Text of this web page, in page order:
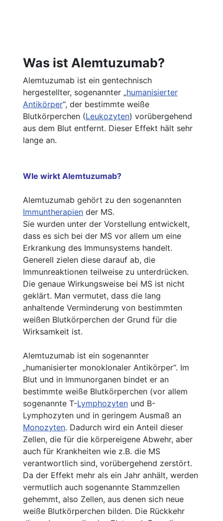
Was ist Alemtuzumab?
Alemtuzumab ist ein gentechnisch
hergestellter, sogenannter „humanisierter
Antikörper“, der bestimmte weiße
Blutkörperchen (Leukozyten) vorübergehend
aus dem Blut entfernt. Dieser Effekt hält sehr
lange an.
WIe wirkt Alemtuzumab?
Alemtuzumab gehört zu den sogenannten
Immuntherapien der MS.
Sie wurden unter der Vorstellung entwickelt,
dass es sich bei der MS vor allem um eine
Erkrankung des Immunsystems handelt.
Generell zielen diese darauf ab, die
Immunreaktionen teilweise zu unterdrücken.
Die genaue Wirkungsweise bei MS ist nicht
geklärt. Man vermutet, dass die lang
anhaltende Verminderung von bestimmten
weißen Blutkörperchen der Grund für die
Wirksamkeit ist.
Alemtuzumab ist ein sogenannter
„humanisierter monoklonaler Antikörper“. Im
Blut und in Immunorganen bindet er an
bestimmte weiße Blutkörperchen (vor allem
sogenannte T­-Lymphozyten und B­-
Lymphozyten und in geringem Ausmaß an
Monozyten. Dadurch wird ein Anteil dieser
Zellen, die für die körpereigene Abwehr, aber
auch für Krankheiten wie z.B. die MS
verantwortlich sind, vorübergehend zerstört.
Da der Effekt mehr als ein Jahr anhält, werden
vermutlich auch sogenannte Stammzellen
gehemmt, also Zellen, aus denen sich neue
weiße Blutkörperchen bilden. Die Rückkehr